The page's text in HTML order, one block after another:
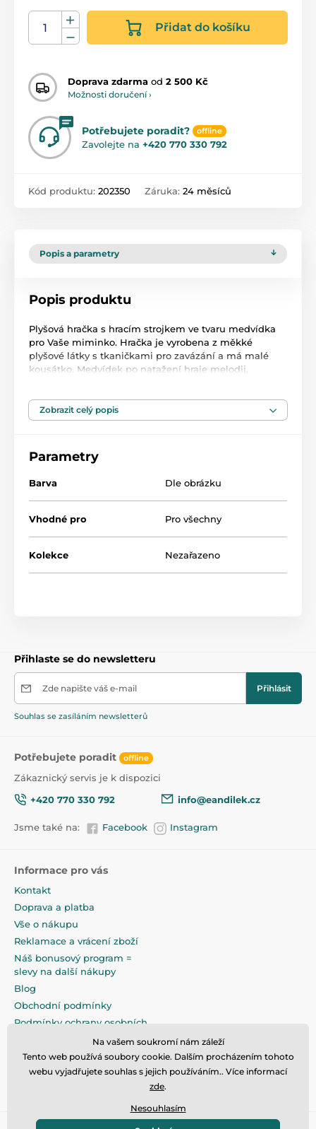
Přidat do košíku
Doprava zdarma od 2 500 Kč
Možnosti doručení ›
Potřebujete poradit? offline
Zavolejte na +420 770 330 792
Kód produktu: 202350 Záruka: 24 měsíců
Popis a parametry
Popis produktu
Plyšová hračka s hracím strojkem ve tvaru medvídka
pro Vaše miminko. Hračka je vyrobena z měkké
plyšové látky s tkaničkami pro zavázání a má malé
kousátko. Medvídek po natažení hraje melodii.
rozvíjí smyslové vnímání dítěte a podněcuje jeho
fantazii. Výška cca 23 cm. Hračka je vhodná pro děti od
Váha: 0,18 kg
Zobrazit celý popis
Parametry
Barva Dle obrázku
Vhodné pro Pro všechny
Kolekce Nezařazeno
Přihlaste se do newsletteru
Zde napište váš e-mail Přihlásit
Souhlas se zasíláním newsletterů
Potřebujete poradit offline
Zákaznický servis je k dispozici
+420 770 330 792
info@eandilek.cz
Jsme také na: Facebook Instagram
Informace pro vás
Kontakt
Doprava a platba
Vše o nákupu
Reklamace a vrácení zboží
Náš bonusový program =
slevy na další nákupy
Blog
Obchodní podmínky
Podmínky ochrany osobních
Na pečlivé zabalení klademe
maximální důraz
Na vašem soukromí nám záleží
Tento web používá soubory cookie. Dalším procházením tohoto
webu vyjadřujete souhlas s jejich používáním.. Více informací
zde.
Nesouhlasím